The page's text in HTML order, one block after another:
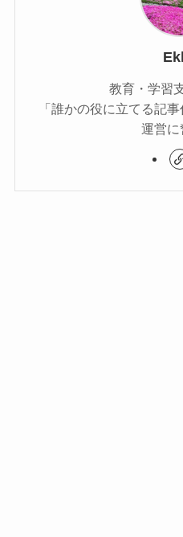
教育・学習
「誰かの役に立てる記
運営に